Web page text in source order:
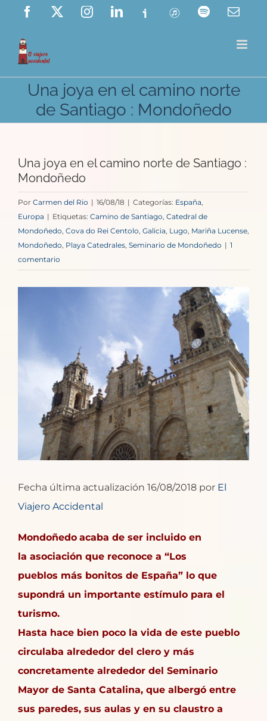
Saltar
contenido
Facebook InstagramLinkedIn
Ivoox ITunes Spotify
Una joya en el camino norte
de Santiago : Mondoñedo
Una joya en el camino norte de Santiago :
Mondoñedo
Por Carmen del Rio | 16/08/18 | Categorías: España
Europa | Etiquetas: Camino de Santiago Catedral de
Mondoñedo Cova do Rei Centolo Galicia Lugo Mariña Lucense
Mondoñedo Playa Catedrales Seminario de Mondoñedo | 1
comentario
grande
Fecha última actualización 16/08/2018 por El
Viajero Accidental
Mondoñedo acaba de ser incluido en
la asociación que reconoce a “Los
pueblos más bonitos de España” lo que
supondrá un importante estímulo para el
turismo.
Hasta hace bien poco la vida de este pueblo
circulaba alrededor del clero y más
concretamente alrededor del Seminario
Mayor de Santa Catalina, que albergó entre
sus paredes, sus aulas y en su claustro a